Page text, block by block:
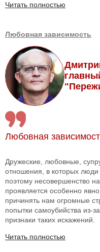
Читать полностью
Любовная зависимость
Любовная
Дружеские, любовные,
отношения, в которых люди
поэтому несовершенство
проявляется особенно
причинять нам огромные
попытки самоубийства из-
признаки таких искажений.
Читать полностью